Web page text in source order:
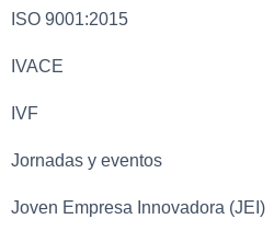
ISO 9001:2015
IVACE
IVF
Jornadas y eventos
Joven Empresa Innovadora (JEI)